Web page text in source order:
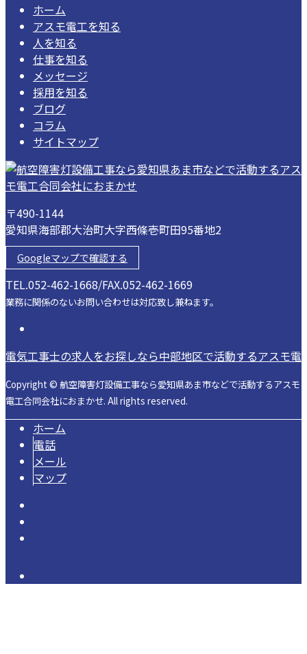
ホーム
アスモ電工を知る
人を知る
仕事を知る
メッセージ
採用を知る
ブログ
コラム
サイトマップ
〒490-1144
愛知県海部郡大治町大字西條壱町田95番地2
Googleマップで確認する
TEL.052-462-1668/FAX.052-462-1669
業務に関係のないお問い合わせは対応致し兼ねます。
電気工事士の求人をお探しなら中部地区で活動するアスモ
Copyright © 航空障害灯設備工事なら愛知県あま市などで活動するアスモ
電工合同会社におまかせ. All rights reserved.
ホーム
電話
メール
マップ